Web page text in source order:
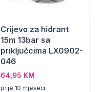
Crijevo za hidrant
15m 13bar sa
priključcima LX0902-
046
64,95 KM
prije 10 mjeseci